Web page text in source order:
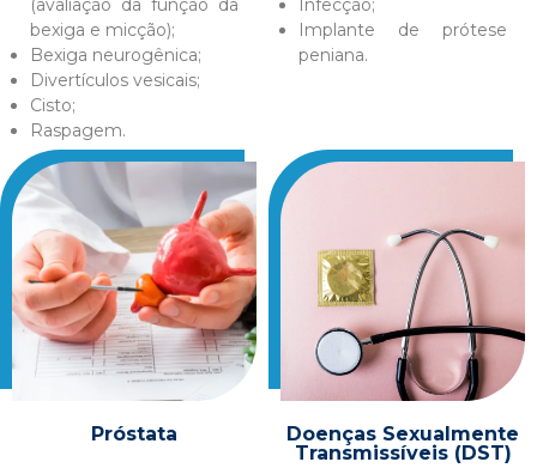
(avaliação da função da
bexiga e micção);
Bexiga neurogênica;
Divertículos vesicais;
Cisto;
Raspagem.
Infecção;
Implante de prótese
peniana.
Próstata
Doenças Sexualmente
Transmissíveis (DST)